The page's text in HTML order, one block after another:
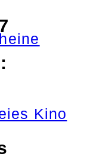
Kino